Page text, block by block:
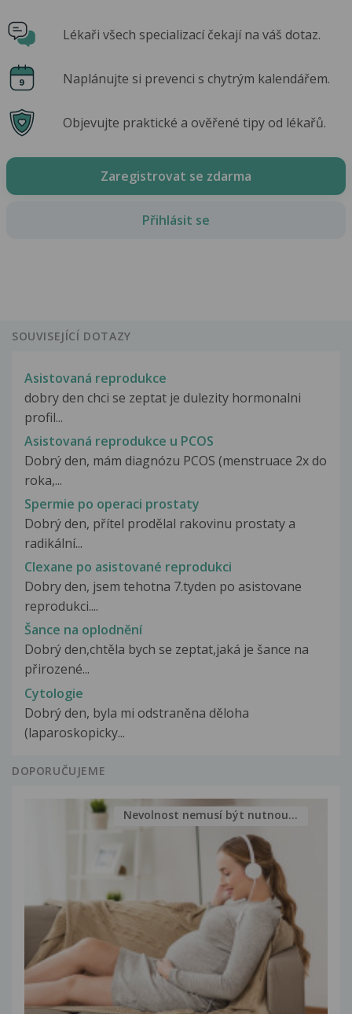
Lékaři všech specializací čekají na váš dotaz.
Naplánujte si prevenci s chytrým kalendářem.
Objevujte praktické a ověřené tipy od lékařů.
Zaregistrovat se zdarma
Přihlásit se
SOUVISEJÍCÍ DOTAZY
Asistovaná reprodukce
dobry den chci se zeptat je dulezity hormonalni
profil...
Asistovaná reprodukce u PCOS
Dobrý den, mám diagnózu PCOS (menstruace 2x do
roka,...
Spermie po operaci prostaty
Dobrý den, přítel prodělal rakovinu prostaty a
radikální...
Clexane po asistované reprodukci
Dobry den, jsem tehotna 7.tyden po asistovane
reprodukci....
Šance na oplodnění
Dobrý den,chtěla bych se zeptat,jaká je šance na
přirozené...
Cytologie
Dobrý den, byla mi odstraněna děloha
(laparoskopicky...
DOPORUČUJEME
Nevolnost nemusí být nutnou...